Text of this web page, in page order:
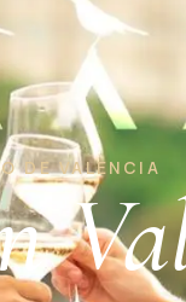
DE VALENCIA